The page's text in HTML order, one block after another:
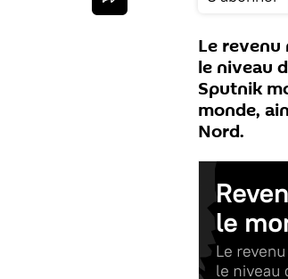
Le
le niveau
Sputnik
monde,
Nord.